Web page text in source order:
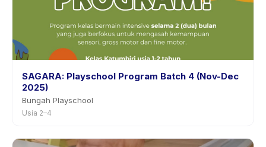
SAGARA: Playschool Program Batch 4 (Nov-Dec
2025)
Bungah Playschool
Usia 2–4